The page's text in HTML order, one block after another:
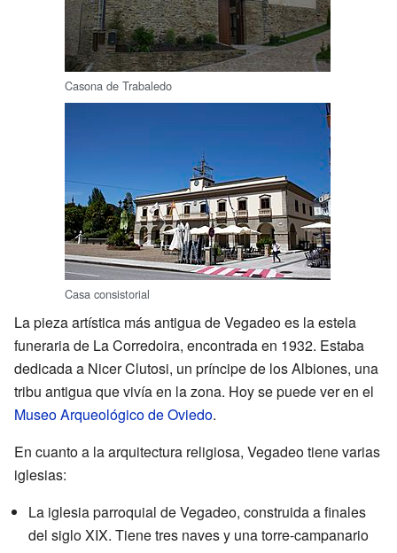
Casona de Trabaledo
Casa consistorial
La pieza artística más antigua de Vegadeo es la estela
funeraria de La Corredoira, encontrada en 1932. Estaba
dedicada a Nicer Clutosi, un príncipe de los Albiones, una
tribu antigua que vivía en la zona. Hoy se puede ver en el
Museo Arqueológico de Oviedo.
En cuanto a la arquitectura religiosa, Vegadeo tiene varias
iglesias:
La iglesia parroquial de Vegadeo, construida a finales
del siglo XIX. Tiene tres naves y una torre-campanario